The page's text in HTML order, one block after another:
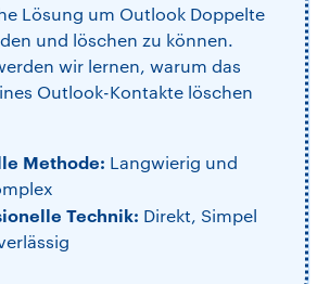
Lösung um Outlook Doppelte
und löschen zu können.
wir lernen, warum das
Outlook-Kontakte löschen
Methode: Langwierig und
Technik: Direkt, Simpel